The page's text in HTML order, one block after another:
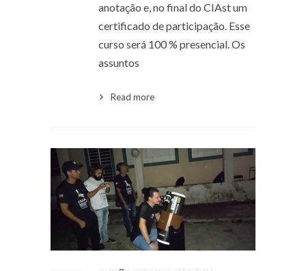
anotação e, no final do CIAst um
certificado de participação. Esse
curso será 100 % presencial. Os
assuntos
Read more